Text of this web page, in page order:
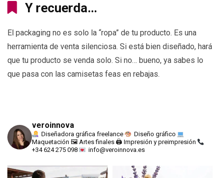
Y recuerda…
El packaging no es solo la “ropa” de tu producto. Es una
herramienta de venta silenciosa. Si está bien diseñado, hará
que tu producto se venda solo. Si no… bueno, ya sabes lo
que pasa con las camisetas feas en rebajas.
veroinnova
Diseñadora gráfica freelance
Diseño gráfico
Maquetación 🖼 Artes finales 🖨 Impresión y preimpresión
+34 624 275 098
info@veroinnova.es